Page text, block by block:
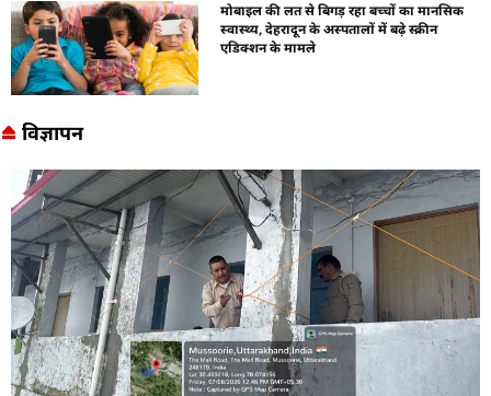
मोबाइल की लत से बिगड़ रहा बच्चों का मानसिक
स्वास्थ्य, देहरादून के अस्पतालों में बढ़े स्क्रीन
एडिक्शन के मामले
विज्ञापन